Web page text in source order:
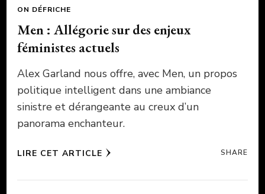
ON DÉFRICHE
Men : Allégorie sur des enjeux
féministes actuels
Alex Garland nous offre, avec Men, un propos
politique intelligent dans une ambiance
sinistre et dérangeante au creux d’un
panorama enchanteur.
LIRE CET ARTICLE SHARE